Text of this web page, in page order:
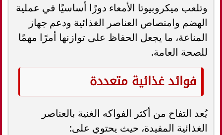
وتلعب ميكروبيوتا الأمعاء دورًا أساسيًا في عملية
الهضم وامتصاص العناصر الغذائية ودعم جهاز
المناعة، ما يجعل الحفاظ على توازنها أمرًا مهمًا
للصحة العامة.
فوائد غذائية متعددة
يُعد التفاح من أكثر الفواكه الغنية بالعناصر
الغذائية المفيدة، حيث يحتوي على: